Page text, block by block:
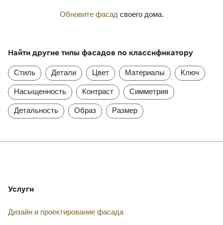
Обновите фасад своего дома.
Найти другие типы фасадов по классификатору
Стиль Детали Цвет Материалы Ключ
Насыщенность Контраст Симметрия
Детальность Образ Размер
Услуги
Дизайн и проектирование фасада